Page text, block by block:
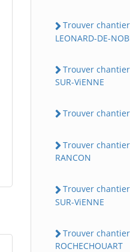
Trouver
LEONARD-DE-
Trouver
SUR-ViENNE
Trouver
Trouver
RANCON
Trouver
SUR-ViENNE
Trouver
ROCHECHOUART